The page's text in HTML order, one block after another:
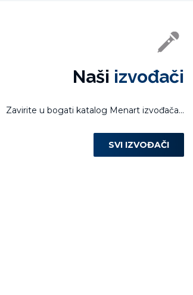
Naši izvođači
Zavirite u bogati katalog Menart izvođača...
SVI IZVOĐAČI